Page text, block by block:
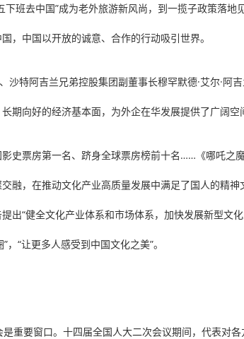
班去中国”成为老外旅游新风尚，到一揽子政策落地
，中国以开放的诚意、合作的行动吸引世界。
沙特阿吉兰兄弟控股集团副董事长穆罕默德·艾尔·阿
期向好的经济基本面，为外企在华发展提供了广阔空
史票房第一名、跻身全球票房榜前十名……《哪吒之
融，在推动文化产业高质量发展中满足了国人的精神
出“健全文化产业体系和市场体系，加快发展新型文
“让更多人感受到中国文化之美”。
重要窗口。十四届全国人大二次会议期间，代表对